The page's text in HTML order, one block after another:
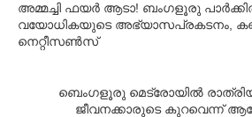
അമ്മച്ചി ഫയര്‍ ആടാ! ബംഗളൂരു
വയോധികയുടെ അഭ്യാസപ്രകടനം,
നെറ്റീസണ്‍സ്
ബെംഗളൂരു മെട്രോയില്‍
ജീവനക്കാരുടെ കുറവെന്ന്